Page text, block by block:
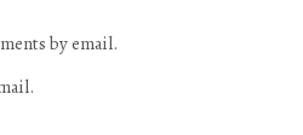
by email.